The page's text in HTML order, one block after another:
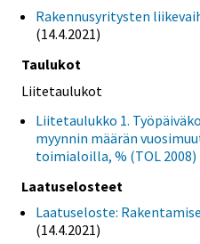
Rakennusyritysten
(14.4.2021)
Taulukot
Liitetaulukot
Liitetaulukko 1.
myynnin määrän
toimialoilla, % (TOL 2008)
Laatuselosteet
Laatuseloste:
(14.4.2021)